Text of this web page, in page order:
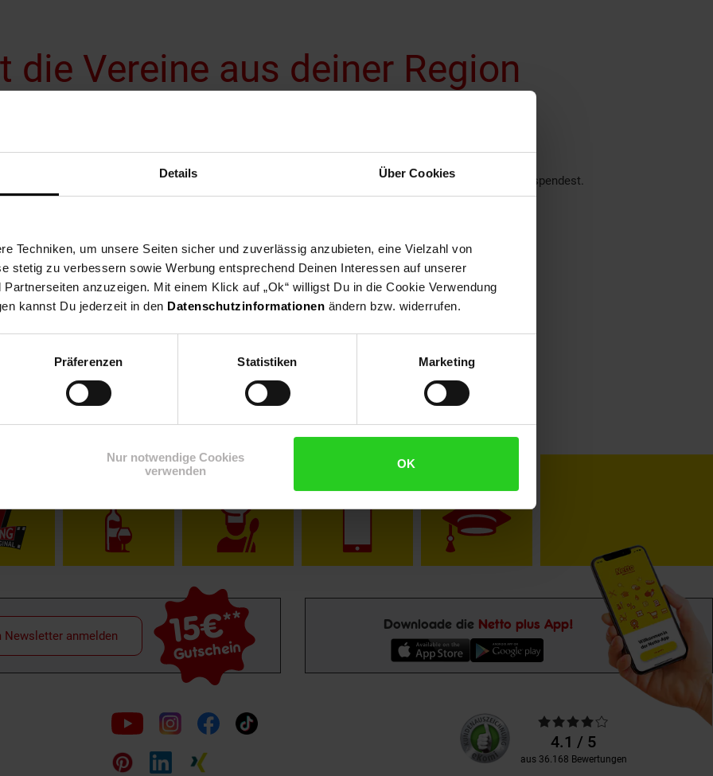
Details Über Cookies
Techniken, um unsere Seiten sicher und zuverlässig anzubieten, eine Vielzahl von
stetig zu verbessern sowie Werbung entsprechend Deinen Interessen auf unserer
anzuzeigen. Mit einem Klick auf „Ok“ willigst Du in die Cookie Verwendung
kannst Du jederzeit in den Datenschutzinformationen ändern bzw. widerrufen.
Präferenzen Statistiken Marketing
Nur notwendige Cookies
verwenden
OK
die Vereine aus deiner Region
nehmen deutschlandweit als Spendenpartner teil und freuen sich über deine Unterstützung.
du an der Kasse auf den nächsten 10 ct Betrag aufrundest oder dein Pfand am Pfandautomaten spendest.
Zurück zu Vereinsspende
Weinwelt Rezeptwelt
15€**
Gutschein
Newsletter anmelden
Downloade die Netto plus App!
Folge
uns
auf
Unsere
Kundenbewertungen
Durchschnittliche
Bewertungen4.1 / 5
aus 36.168 Bewertungen